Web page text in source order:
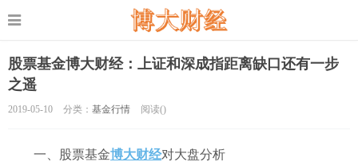
股票基金博大财经：上证和深成指距离缺口还有一步
之遥
2019-05-10 分类： 基金行情 阅读()
一、股票基金博大财经对大盘分析